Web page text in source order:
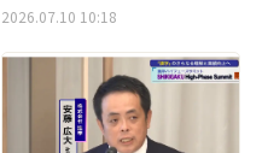
2026.07.10 10:18